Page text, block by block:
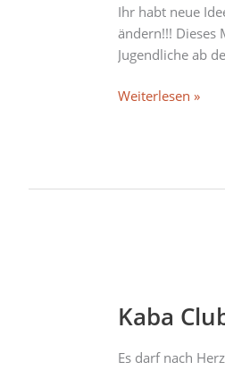
Ihr habt neue
ändern!!! Dieses
Jugendliche ab
Special
Weiterlesen »
Kaba
Es darf nach
Spielewerkstatt
Spielecafe